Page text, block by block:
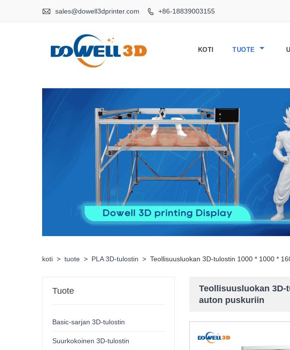
 sales@dowell3dprinter.com  +86-18839003155
KOTI TUOTE
koti > tuote > PLA 3D-tulostin > Teollisuusluokan 3D-tulostin 1000 * 1000 *
Teollisuusluokan 3D-
auton puskuriin
Tuote
Basic-sarjan 3D-tulostin
Suurkokoinen 3D-tulostin